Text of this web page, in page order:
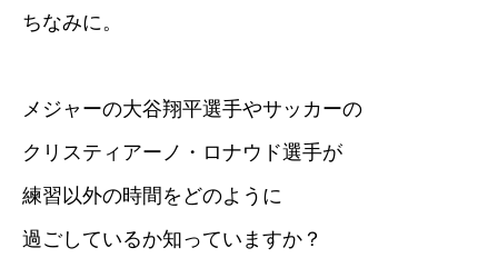
ちなみに。
メジャーの大谷翔平選手やサッカーの
クリスティアーノ・ロナウド選手が
練習以外の時間をどのように
過ごしているか知っていますか？